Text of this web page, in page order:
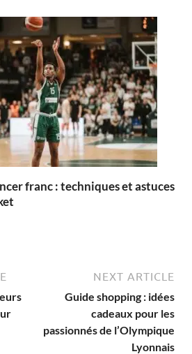
franc : techniques et astuces
NEXT ARTICLE
Guide shopping : idées
cadeaux pour les
passionnés de l’Olympique
Lyonnais